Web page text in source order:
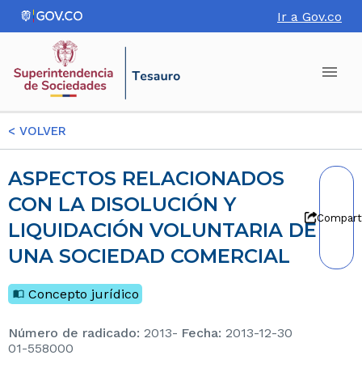
Ir a Gov.co
< VOLVER
ASPECTOS RELACIONADOS
CON LA DISOLUCIÓN Y
LIQUIDACIÓN VOLUNTARIA DE
UNA SOCIEDAD COMERCIAL
Concepto jurídico
Número de radicado: 2013-
01-558000
Fecha: 2013-12-30